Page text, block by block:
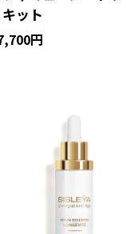
ット
円